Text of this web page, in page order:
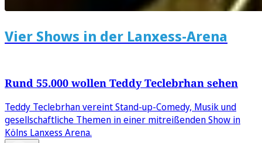
Vier Shows in der Lanxess-Arena
Rund 55.000 wollen Teddy Teclebrhan sehen
Teddy Teclebrhan vereint Stand-up-Comedy, Musik und
gesellschaftliche Themen in einer mitreißenden Show in
Kölns Lanxess Arena.